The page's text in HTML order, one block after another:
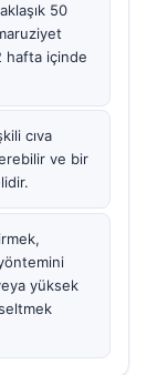
50
hafta içinde
cıva
ve bir
yüksek